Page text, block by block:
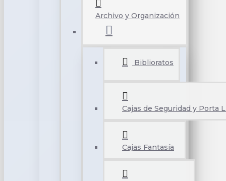
Archivo y Organización
Biblioratos
Cajas de Seguridad y Porta
Cajas Fantasía